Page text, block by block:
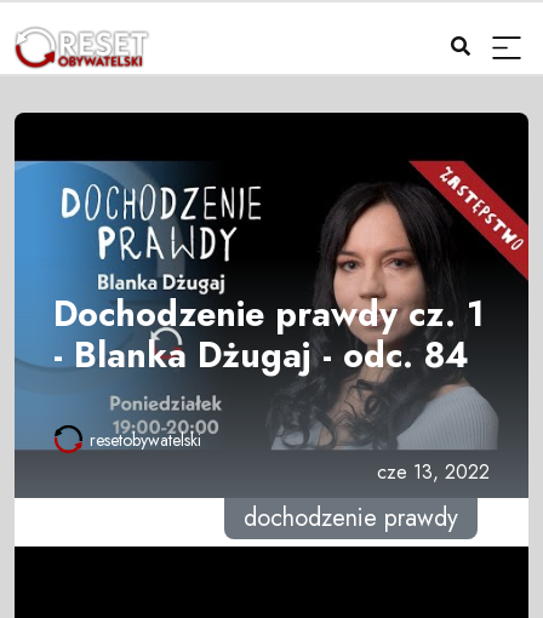
Dochodzenie prawdy cz. 1
- Blanka Dżugaj - odc. 84
resetobywatelski
cze 13, 2022
dochodzenie prawdy